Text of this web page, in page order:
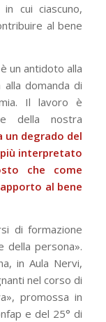
cui ciascuno,
al bene
un antidoto alla
domanda di
Il lavoro è
della nostra
un degrado del
più interpretato
che come
al bene
di formazione
della persona».
in Aula Nervi,
nel corso di
promossa in
e del 25° di